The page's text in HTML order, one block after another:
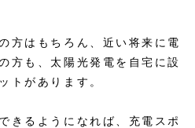
方はもちろん、近い将来に電
方も、太陽光発電を自宅に設
トがあります。
きるようになれば、充電スポ